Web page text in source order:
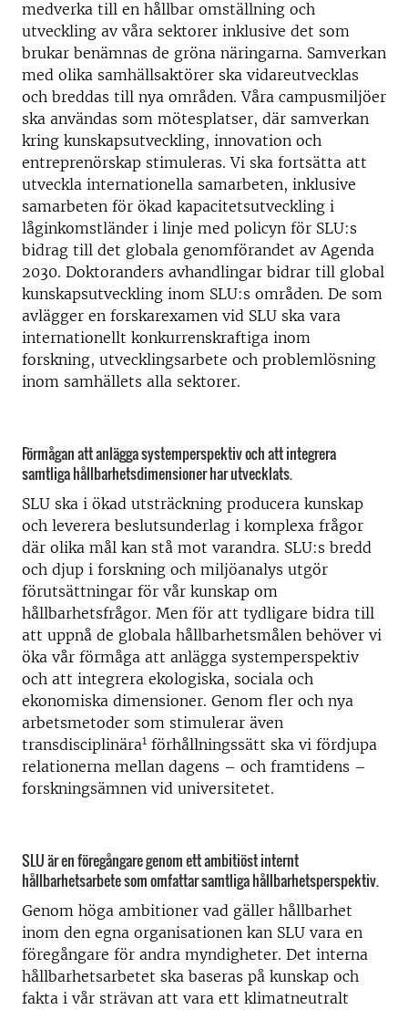
medverka till en hållbar omställning och
utveckling av våra sektorer inklusive det som
brukar benämnas de gröna näringarna. Samverkan
med olika samhällsaktörer ska vidareutvecklas
och breddas till nya områden. Våra campusmiljöer
ska användas som mötesplatser, där samverkan
kring kunskapsutveckling, innovation och
entreprenörskap stimuleras. Vi ska fortsätta att
utveckla internationella samarbeten, inklusive
samarbeten för ökad kapacitetsutveckling i
låginkomstländer i linje med policyn för SLU:s
bidrag till det globala genomförandet av Agenda
2030. Doktoranders avhandlingar bidrar till global
kunskapsutveckling inom SLU:s områden. De som
avlägger en forskarexamen vid SLU ska vara
internationellt konkurrenskraftiga inom
forskning, utvecklingsarbete och problemlösning
inom samhällets alla sektorer.
Förmågan att anlägga systemperspektiv och att integrera
samtliga hållbarhetsdimensioner har utvecklats.
SLU ska i ökad utsträckning producera kunskap
och leverera beslutsunderlag i komplexa frågor
där olika mål kan stå mot varandra. SLU:s bredd
och djup i forskning och miljöanalys utgör
förutsättningar för vår kunskap om
hållbarhetsfrågor. Men för att tydligare bidra till
att uppnå de globala hållbarhetsmålen behöver vi
öka vår förmåga att anlägga systemperspektiv
och att integrera ekologiska, sociala och
ekonomiska dimensioner. Genom fler och nya
arbetsmetoder som stimulerar även
transdisciplinära1 förhållningssätt ska vi fördjupa
relationerna mellan dagens – och framtidens –
forskningsämnen vid universitetet.
SLU är en föregångare genom ett ambitiöst internt
hållbarhetsarbete som omfattar samtliga hållbarhetsperspektiv.
Genom höga ambitioner vad gäller hållbarhet
inom den egna organisationen kan SLU vara en
föregångare för andra myndigheter. Det interna
hållbarhetsarbetet ska baseras på kunskap och
fakta i vår strävan att vara ett klimatneutralt